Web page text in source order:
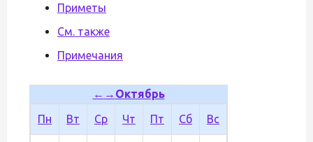
Приметы
См. также
Примечания
← → Октябрь
Пн
Вт Ср Чт Пт Сб Вс